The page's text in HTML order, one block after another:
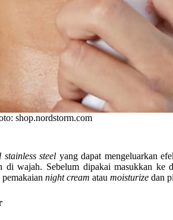
shop.nordstorm.com
steel yang dapat mengeluarkan
di wajah. Sebelum dipakai masukkan ke
night cream atau moisturize dan